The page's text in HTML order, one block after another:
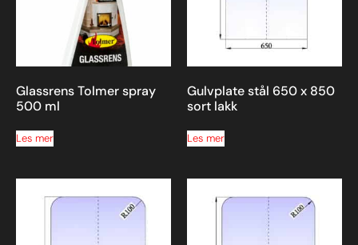
Glassrens Tolmer spray
500 ml
Les mer
Gulvplate stål 650 x 850
sort lakk
Les mer